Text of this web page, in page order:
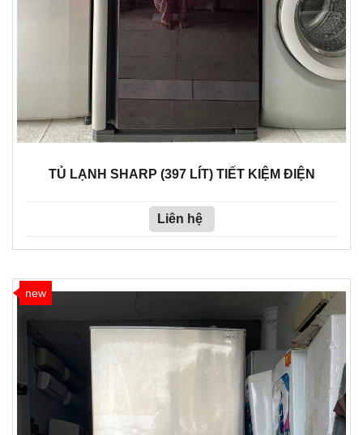
TỦ LẠNH SHARP (397 LÍT) TIẾT KIỆM ĐIỆN
Liên hệ
new